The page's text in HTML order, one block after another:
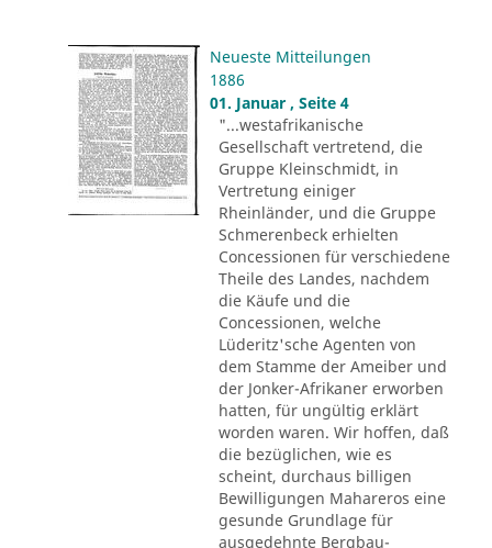
Neueste Mitteilungen
1886
01. Januar , Seite 4
"...westafrikanische
Gesellschaft vertretend, die
Gruppe Kleinschmidt, in
Vertretung einiger
Rheinländer, und die Gruppe
Schmerenbeck erhielten
Concessionen für verschiedene
Theile des Landes, nachdem
die Käufe und die
Concessionen, welche
Lüderitz'sche Agenten von
dem Stamme der Ameiber und
der Jonker-Afrikaner erworben
hatten, für ungültig erklärt
worden waren. Wir hoffen, daß
die bezüglichen, wie es
scheint, durchaus billigen
Bewilligungen Mahareros eine
gesunde Grundlage für
ausgedehnte Bergbau-